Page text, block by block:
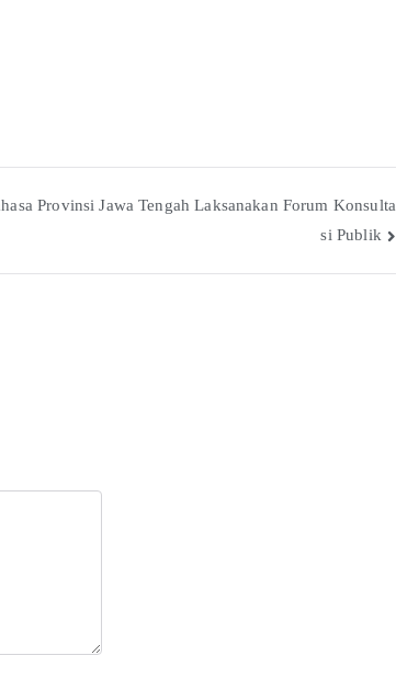
Provinsi Jawa Tengah Laksanakan Forum Konsulta
si Publik